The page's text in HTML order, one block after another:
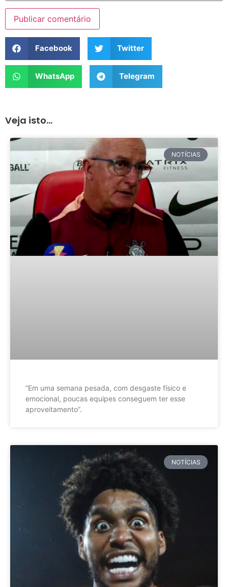
Facebook Twitter
WhatsApp Telegram
Veja isto...
NOTÍCIAS
”Em uma semana pesada, com desgaste físico e
emocional, poucas equipes conseguem ter esse
aproveitamento”.
NOTÍCIAS